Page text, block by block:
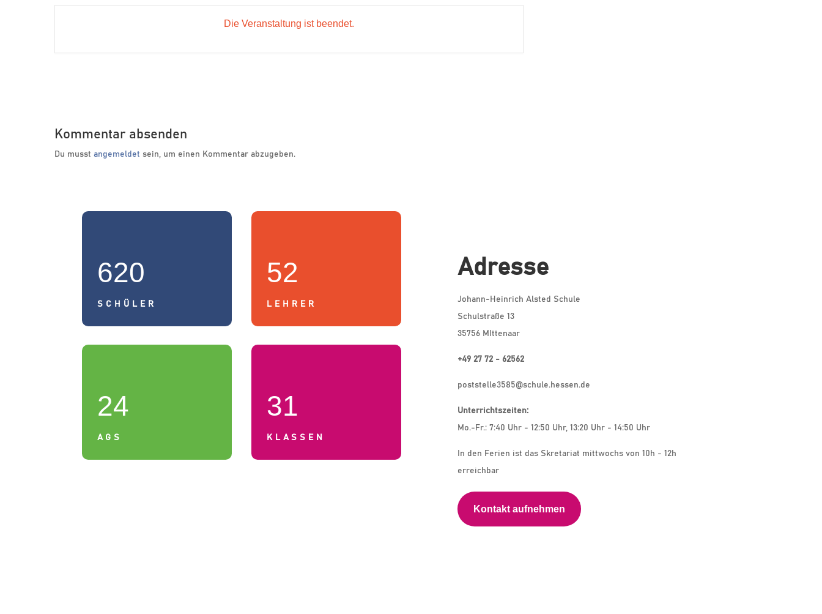
Die Veranstaltung ist beendet.
Kommentar absenden
Du musst angemeldet sein, um einen Kommentar abzugeben.
620
SCHÜLER
24
AGS
52
LEHRER
31
KLASSEN
Adresse
Johann-Heinrich Alsted Schule
Schulstraße 13
35756 MIttenaar
+49 27 72 - 62562
poststelle3585@schule.hessen.de
Unterrichtszeiten:
Mo.-Fr.: 7:40 Uhr - 12:50 Uhr, 13:20 Uhr - 14:50 Uhr
In den Ferien ist das Skretariat mittwochs von 10h - 12h
erreichbar
Kontakt aufnehmen